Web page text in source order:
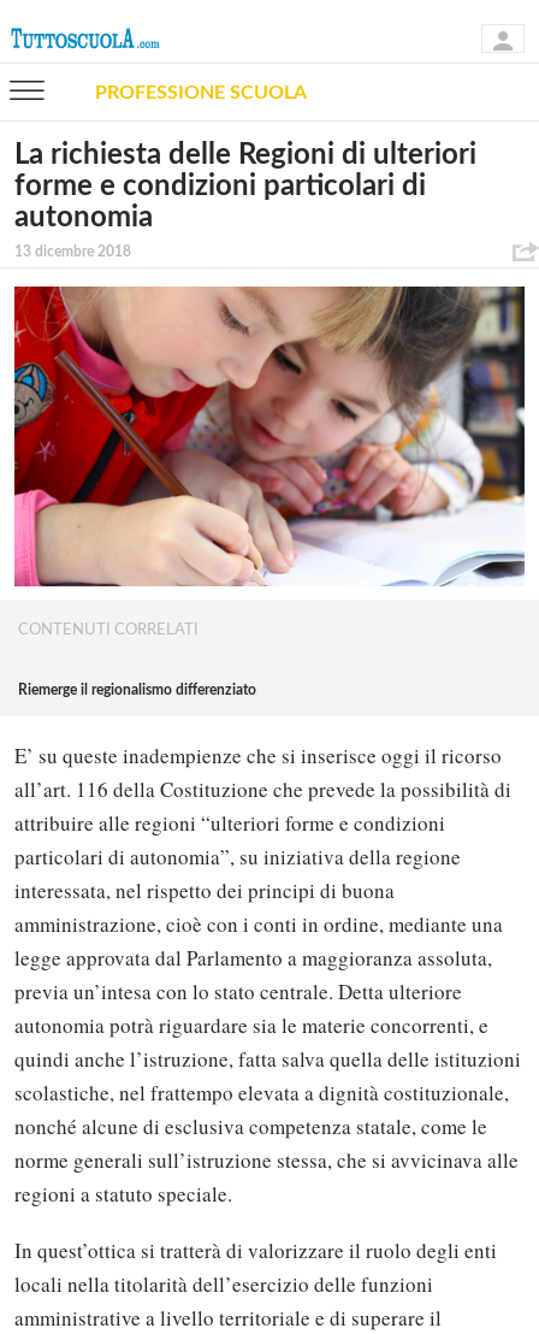
PROFESSIONE SCUOLA
La richiesta delle Regioni di ulteriori
forme e condizioni particolari di
autonomia
13 dicembre 2018
CONTENUTI CORRELATI
Riemerge il regionalismo differenziato
E’ su queste inadempienze che si inserisce oggi il ricorso
all’art. 116 della Costituzione che prevede la possibilità di
attribuire alle regioni “ulteriori forme e condizioni
particolari di autonomia”, su iniziativa della regione
interessata, nel rispetto dei principi di buona
amministrazione, cioè con i conti in ordine, mediante una
legge approvata dal Parlamento a maggioranza assoluta,
previa un’intesa con lo stato centrale. Detta ulteriore
autonomia potrà riguardare sia le materie concorrenti, e
quindi anche l’istruzione, fatta salva quella delle istituzioni
scolastiche, nel frattempo elevata a dignità costituzionale,
nonché alcune di esclusiva competenza statale, come le
norme generali sull’istruzione stessa, che si avvicinava alle
regioni a statuto speciale.
In quest’ottica si tratterà di valorizzare il ruolo degli enti
locali nella titolarità dell’esercizio delle funzioni
amministrative a livello territoriale e di superare il